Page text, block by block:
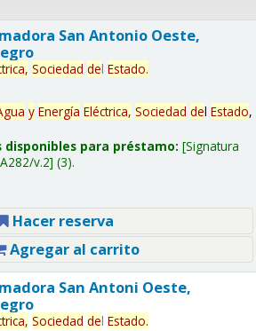
San Antonio Oeste,
Sociedad del Estado.
y Energía Eléctrica, Sociedad del Estado,
disponibles para préstamo: Signatura
v.2 (3).
Hacer reserva
Agregar al carrito
San Antoni Oeste,
Sociedad del Estado.